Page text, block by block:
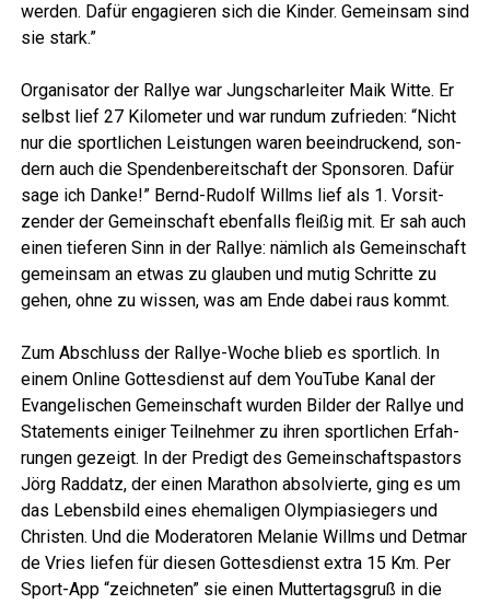
wer­den. Dafür enga­gie­ren sich die Kin­der. Gemein­sam sind
sie stark.”
Orga­ni­sa­tor der Ral­lye war Jung­schar­lei­ter Maik Wit­te. Er
selbst lief 27 Kilo­me­ter und war rund­um zufrie­den: “Nicht
nur die sport­li­chen Leis­tun­gen waren beein­dru­ckend, son­
dern auch die Spen­den­be­reit­schaft der Spon­so­ren. Dafür
sage ich Dan­ke!” Bernd-Rudolf Will­ms lief als 1. Vor­sit­
zen­der der Gemein­schaft eben­falls flei­ßig mit. Er sah auch
einen tie­fe­ren Sinn in der Ral­lye: näm­lich als Gemein­schaft
gemein­sam an etwas zu glau­ben und mutig Schrit­te zu
gehen, ohne zu wis­sen, was am Ende dabei raus kommt.
Zum Abschluss der Ral­lye-Woche blieb es sport­lich. In
einem Online Got­tes­dienst auf dem You­Tube Kanal der
Evan­ge­li­schen Gemein­schaft wur­den Bil­der der Ral­lye und
State­ments eini­ger Teil­neh­mer zu ihren sport­li­chen Erfah­
run­gen gezeigt. In der Pre­digt des Gemein­schafts­pas­tors
Jörg Rad­datz, der einen Mara­thon absol­vier­te, ging es um
das Lebens­bild eines ehe­ma­li­gen Olym­pia­sie­gers und
Chris­ten. Und die Mode­ra­to­ren Mela­nie Will­ms und Det­mar
de Vries lie­fen für die­sen Got­tes­dienst extra 15 Km. Per
Sport-App “zeich­ne­ten” sie einen Mut­ter­tags­gruß in die